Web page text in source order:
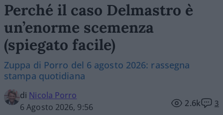
Perché il caso Delmastro è
un’enorme scemenza
(spiegato facile)
Zuppa di Porro del 6 agosto 2026: rassegna
stampa quotidiana
di Nicola Porro
6 Agosto 2026, 9:56
2.6k 3